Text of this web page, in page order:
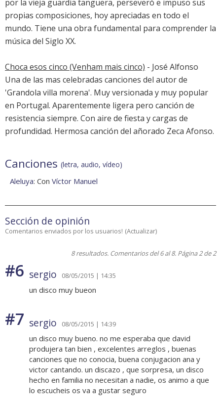
por la vieja guardia tanguera, perseveró e impuso sus
propias composiciones, hoy apreciadas en todo el
mundo. Tiene una obra fundamental para comprender la
música del Siglo XX.
Choca esos cinco (Venham mais cinco) - José Alfonso
Una de las mas celebradas canciones del autor de
'Grandola villa morena'. Muy versionada y muy popular
en Portugal. Aparentemente ligera pero canción de
resistencia siempre. Con aire de fiesta y cargas de
profundidad. Hermosa canción del añorado Zeca Afonso.
Canciones (letra, audio, vídeo)
Aleluya: Con Víctor Manuel
Sección de opinión
Comentarios enviados por los usuarios! (Actualizar)
8 resultados. Comentarios del 6 al 8. Página 2 de 2
#6 sergio 08/05/2015 | 14:35
un disco muy bueon
#7 sergio 08/05/2015 | 14:39
un disco muy bueno. no me esperaba que david
produjera tan bien , excelentes arreglos , buenas
canciones que no conocia, buena conjugacion ana y
victor cantando. un discazo , que sorpresa, un disco
hecho en familia no necesitan a nadie, os animo a que
lo escucheis os va a gustar seguro